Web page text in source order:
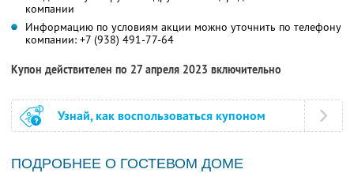
компании
Информацию по условиям акции можно уточнить по телефону
компании: +7 (938) 491-77-64
Купон действителен по 27 апреля 2023 включительно
Узнай, как воспользоваться купоном
ПОДРОБНЕЕ О ГОСТЕВОМ ДОМЕ